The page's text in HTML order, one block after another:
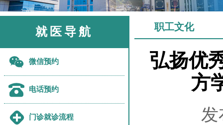
就医导航
微信预约
电话预约
门诊就诊流程
职工文化
弘扬优
方